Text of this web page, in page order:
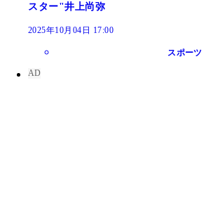
スター"井上尚弥
2025年10月04日 17:00
スポーツ